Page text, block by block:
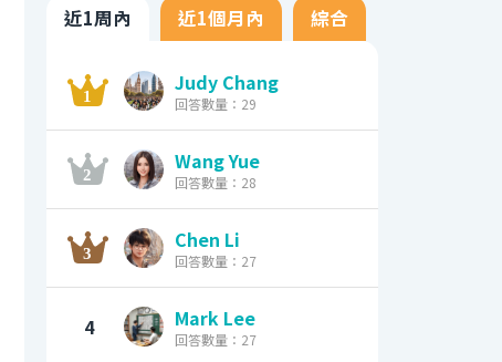
近1周內 近1個月內 綜合
Judy Chang
回答數量：29
Wang Yue
回答數量：28
Chen Li
回答數量：27
4 Mark Lee
回答數量：27